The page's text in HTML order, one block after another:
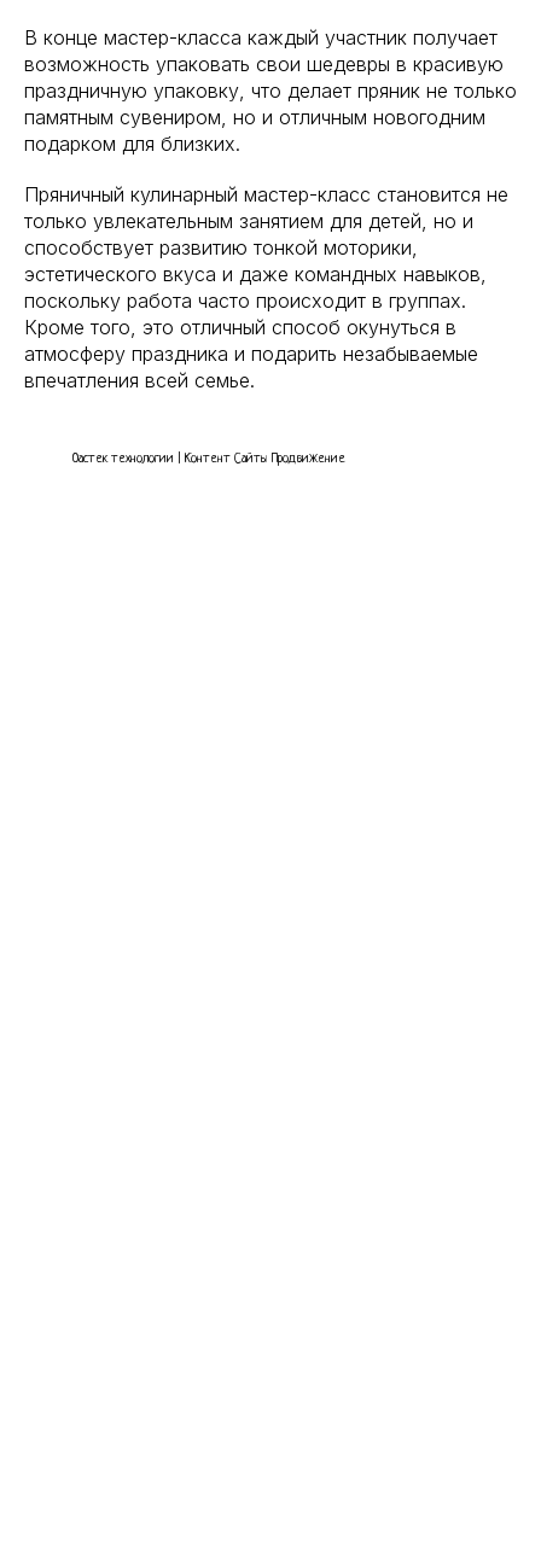
В конце мастер-класса каждый участник получает
возможность упаковать свои шедевры в красивую
праздничную упаковку, что делает пряник не только
памятным сувениром, но и отличным новогодним
подарком для близких.
Пряничный кулинарный мастер-класс становится не
только увлекательным занятием для детей, но и
способствует развитию тонкой моторики,
эстетического вкуса и даже командных навыков,
поскольку работа часто происходит в группах.
Кроме того, это отличный способ окунуться в
атмосферу праздника и подарить незабываемые
впечатления всей семье.
Оастек технологии | Контент Сайты Продвижение